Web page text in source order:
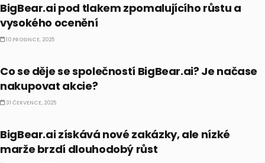
BigBear.ai pod tlakem zpomalujícího růstu a
vysokého ocenění
10 PROSINCE, 2025
Co se děje se společností BigBear.ai? Je načase
nakupovat akcie?
31 ČERVENCE, 2025
BigBear.ai získává nové zakázky, ale nízké
marže brzdí dlouhodobý růst